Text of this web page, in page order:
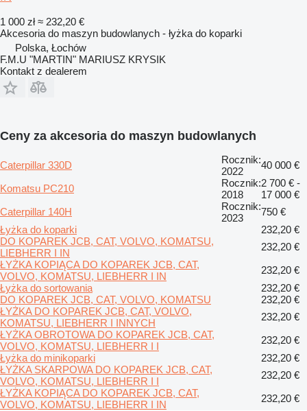
1 000 zł ≈ 232,20 €
Akcesoria do maszyn budowlanych - łyżka do koparki
Polska, Łochów
F.M.U "MARTIN" MARIUSZ KRYSIK
Kontakt z dealerem
Ceny za akcesoria do maszyn budowlanych
Caterpillar 330D
Rocznik:
2022
40 000 €
Komatsu PC210
Rocznik:
2018
2 700 € -
17 000 €
Caterpillar 140H
Rocznik:
2023
750 €
Łyżka do koparki
232,20 €
DO KOPAREK JCB, CAT, VOLVO, KOMATSU,
LIEBHERR I IN
232,20 €
ŁYŻKA KOPIĄCA DO KOPAREK JCB, CAT,
VOLVO, KOMATSU, LIEBHERR I IN
232,20 €
Łyżka do sortowania
232,20 €
DO KOPAREK JCB, CAT, VOLVO, KOMATSU
232,20 €
ŁYŻKA DO KOPAREK JCB, CAT, VOLVO,
KOMATSU, LIEBHERR I INNYCH
232,20 €
ŁYŻKA OBROTOWA DO KOPAREK JCB, CAT,
VOLVO, KOMATSU, LIEBHERR I I
232,20 €
Łyżka do minikoparki
232,20 €
ŁYŻKA SKARPOWA DO KOPAREK JCB, CAT,
VOLVO, KOMATSU, LIEBHERR I I
232,20 €
ŁYŻKA KOPIĄCA DO KOPAREK JCB, CAT,
VOLVO, KOMATSU, LIEBHERR I IN
232,20 €